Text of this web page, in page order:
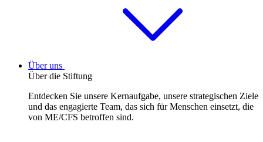
Über uns
Über die Stiftung
Entdecken Sie unsere Kernaufgabe, unsere strategischen Ziele
und das engagierte Team, das sich für Menschen einsetzt, die
von ME/CFS betroffen sind.